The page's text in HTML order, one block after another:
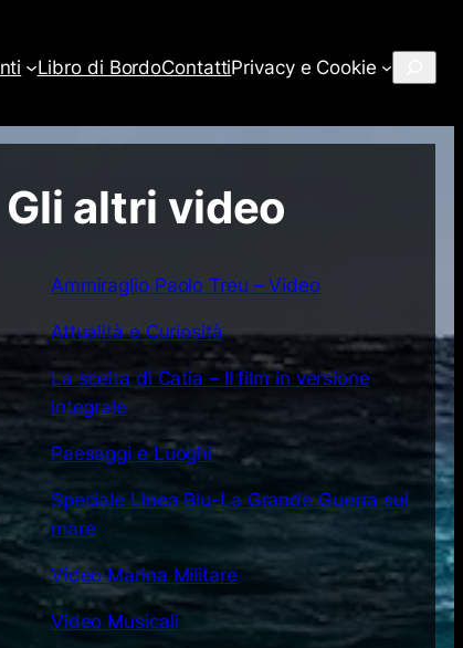
Libro di BordoContattiPrivacy e Cookie
Gli altri video
Ammiraglio Paolo Treu – Video
Attualità e Curiosità
La scelta di Catia – Il film in versione
integrale
Paesaggi e Luoghi
Speciale Linea Blu-La Grande Guerra sul
mare
Video Marina Militare
Video Musicali